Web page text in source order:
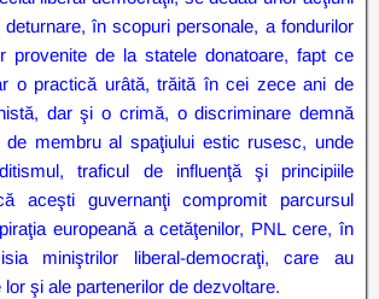
în scopuri personale, a fondurilor
provenite de la statele donatoare, fapt ce
o practică urâtă, trăită în cei zece ani de
dar şi o crimă, o discriminare demnă
de membru al spaţiului estic rusesc, unde
traficul de influenţă şi principiile
aceşti guvernanţi compromit parcursul
europeană a cetăţenilor, PNL cere, în
miniştrilor liberal-democraţi, care au
şi ale partenerilor de dezvoltare.